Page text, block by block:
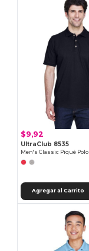
$9,92
UltraClub 8535
Men's Classic Piqué Polo
Agregar al Carrito